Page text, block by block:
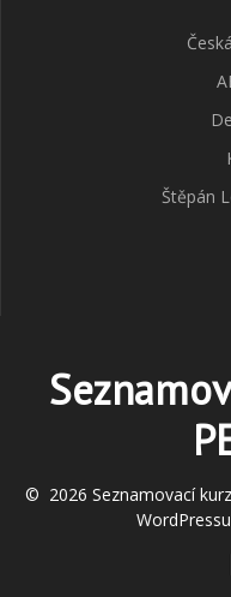
Štěpán
© 2026 Seznamovací